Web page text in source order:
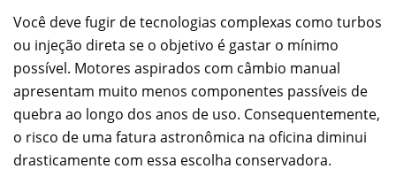
Você deve fugir de tecnologias complexas como turbos
ou injeção direta se o objetivo é gastar o mínimo
possível. Motores aspirados com câmbio manual
apresentam muito menos componentes passíveis de
quebra ao longo dos anos de uso. Consequentemente,
o risco de uma fatura astronômica na oficina diminui
drasticamente com essa escolha conservadora.